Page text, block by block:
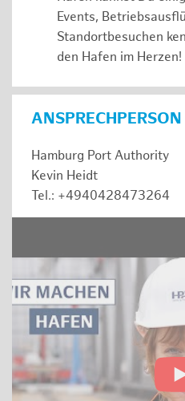
Events,
Standortbesuchen
den Hafen im Herzen!
ANSPRECHPERSON
Hamburg Port Authority
Kevin Heidt
Tel.: +4940428473264